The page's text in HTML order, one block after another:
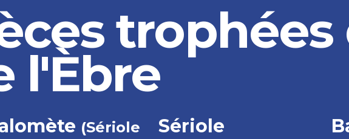
trophées
l'Èbre
(Sériole
Sériole